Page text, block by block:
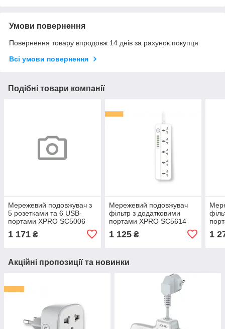
Умови повернення
Повернення товару впродовж 14 днів за рахунок покупця
Всі умови повернення
Подібні товари компанії
Мережевий подовжувач з
5 розетками та 6 USB-
портами XPRO SC5006
1 171 ₴
Мережевий подовжувач
фільтр з додатковими
портами XPRO SC5614
1 125₴ 1
Акційні пропозиції та новинки